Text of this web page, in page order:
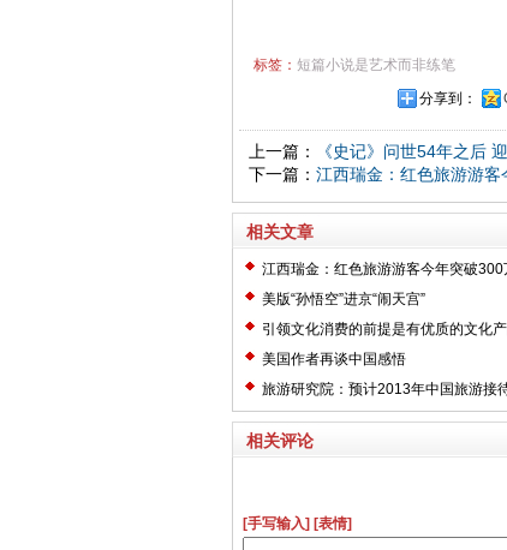
标签： 短篇小说是艺术而非练笔
分享到：
上一篇：
《史记》问世54年之后
下一篇： 江西瑞金：红色旅游游客
相关文章
江西瑞金：红色旅游游客今年突破300
美版“孙悟空”进京“闹天宫”
引领文化消费的前提是有优质的文化
美国作者再谈中国感悟
旅游研究院：预计2013年中国旅游接
次
相关评论
[手写输入] [表情]